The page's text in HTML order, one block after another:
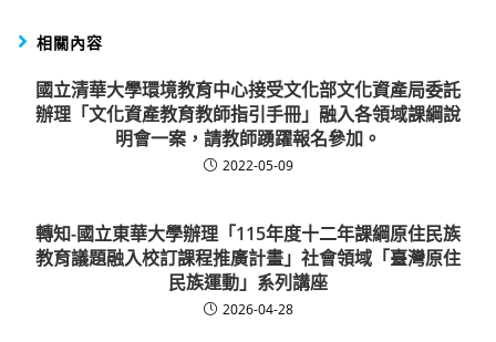
相關內容
國立清華大學環境教育中心接受文化部文化資產局委託
辦理「文化資產教育教師指引手冊」融入各領域課綱說
明會一案，請教師踴躍報名參加。
2022-05-09
轉知-國立東華大學辦理「115年度十二年課綱原住民族
教育議題融入校訂課程推廣計畫」社會領域「臺灣原住
民族運動」系列講座
2026-04-28